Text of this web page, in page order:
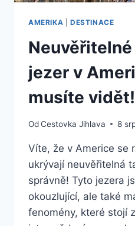
AMERIKA DESTINACE
jezer v
musíte vidět!
OdCestovka Jihlava 8
Víte, že v Americe se
ukrývají neuvěřitelná
správně! Tyto jezera
okouzlující, ale také
fenomény, které stojí